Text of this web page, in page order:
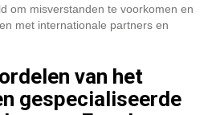
om misverstanden te voorkomen en
met internationale partners en
van het
gespecialiseerde